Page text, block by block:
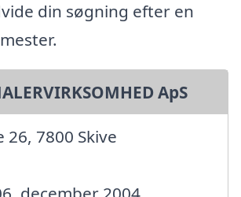
din søgning efter en
ApS
7800 Skive